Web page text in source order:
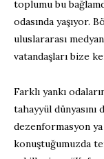
toplumu bu
odasında yaşıyor.
uluslararası
vatandaşları bize
Farklı yankı
tahayyül
dezenformasyon
konuştuğumuzda